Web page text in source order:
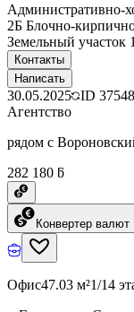
Административно-
2Б Блочно-
Земельный участок
Контакты
Написать
30.05.2025 ID
Агентство
рядом с
282 180 ƃ
Конвертер валют
Офис47.03 м²1/14